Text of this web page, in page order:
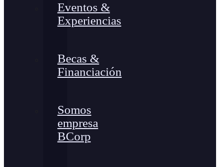
Eventos &
Experiencias
Becas &
Financiación
Somos
empresa
BCorp